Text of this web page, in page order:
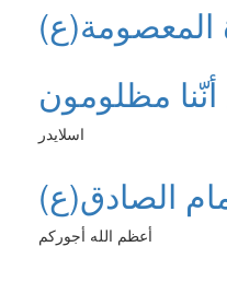
المعصومة(ع)
أنّنا مظلومون
اسلايدر
الصادق(ع)
أعظم الله أجوركم